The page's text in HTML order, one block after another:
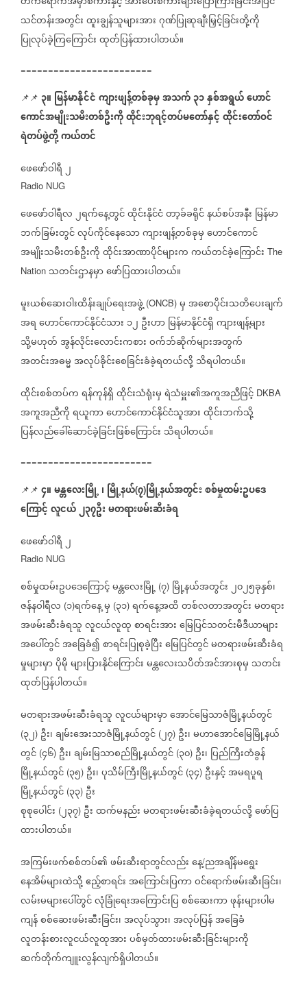
သင်တန်းအတွင်းထူးချွန်သူများအားဂုဏ်ပြုဆုချီးမြှင့်ခြင်းတို့ကို
ပြုလုပ်ခဲ့ကြကြောင်းထုတ်ပြန်ထားပါတယ်။
========================
📌📌 ၃။ မြန်မာနိုင်ငံကျားဖျန့်တစ်ခုမှအသက်၃၁နှစ်အရွယ်ဟောင်
ကောင်အမျိုးသမီးတစ်ဦးကိုထိုင်းဘုရင့်တပ်မတော်နှင့်ထိုင်းတော်ဝင်
ရဲတပ်ဖွဲ့တို့ကယ်တင်
ဖေဖော်ဝါရီ၂
Radio NUG
ဖေဖော်ဝါရီလ၂ရက်နေ့တွင်ထိုင်းနိုင်ငံတာ့ခ်ခရိုင်နယ်စပ်အနီး မြန်မာ
ဘက်ခြမ်းတွင်လုပ်ကိုင်နေသောကျားဖျန့်တစ်ခုမှဟောင်ကောင်
အမျိုးသမီးတစ်ဦးကိုထိုင်းအာဏာပိုင်များကကယ်တင်ခဲ့ကြောင်း The
Nation သတင်းဌာနမှာဖော်ပြထားပါတယ်။
မူးယစ်ဆေးဝါးထိန်းချုပ်ရေးအဖွဲ့ (ONCB) မှအစောပိုင်းသတိပေးချက်
အရဟောင်ကောင်နိုင်ငံသား ၁၂ ဦးဟာမြန်မာနိုင်ငံရှိကျားဖျန့်များ
သို့မဟုတ်အွန်လိုင်းလောင်းကစားဝက်ဘ်ဆိုက်များအတွက်
အတင်းအဓမ္မအလုပ်ခိုင်းစေခြင်းခံခဲ့ရတယ်လို့သိရပါတယ်။
ထိုင်းစစ်တပ်ကရန်ကုန်ရှိထိုင်းသံရုံးမှရဲသံမှူး၏အကူအညီဖြင့် DKBA
အကူအညီကိုရယူကာဟောင်ကောင်နိုင်ငံသူအားထိုင်းဘက်သို့
ပြန်လည်ခေါ်ဆောင်ခဲ့ခြင်းဖြစ်ကြောင်း သိရပါတယ်။
========================
📌📌 ၄။မန္တလေးမြို့၊ မြို့နယ်(၇)မြို့နယ်အတွင်းစစ်မှုထမ်းဥပဒေ
ကြောင့်လူငယ်၂၃၇ဦးမတရားဖမ်းဆီးခံရ
ဖေဖော်ဝါရီ၂
Radio NUG
စစ်မှုထမ်းဥပဒေကြောင့်မန္တလေးမြို့ (၇) မြို့နယ်အတွင်း၂၀၂၅ခုနှစ်၊
ဇန်နဝါရီလ (၁)ရက်နေ့မှ (၃၁) ရက်နေ့အထိတစ်လတာအတွင်းမတရား
အဖမ်းဆီးခံရသူလူငယ်လူထုစာရင်းအားမြေပြင်သတင်းမီဒီယာများ
အပေါ်တွင်အခြေခံ၍စာရင်းပြုစုခဲ့ပြီးမြေပြင်တွင်မတရားဖမ်းဆီးခံရ
မှုများမှာပိုမိုများပြားနိုင်ကြောင်းမန္တလေးသပိတ်အင်အားစုမှ သတင်း
ထုတ်ပြန်ပါတယ်။
မတရားအဖမ်းဆီးခံရသူလူငယ်များမှာအောင်မြေသာဇံမြို့နယ်တွင်
(၃၂) ဦး၊ချမ်းအေးသာဇံမြို့နယ်တွင် (၂၇) ဦး၊မဟာအောင်မြေမြို့နယ်
တွင် (၄၆) ဦး၊ချမ်းမြသာစည်မြို့နယ်တွင် (၃၀) ဦး၊ ပြည်ကြီးတံခွန်
မြို့နယ်တွင် (၃၅) ဦး၊ပုသိမ်ကြီးမြို့နယ်တွင် (၃၄) ဦးနှင့်အမရပူရ
မြို့နယ်တွင် (၃၃) ဦး
စုစုပေါင်း (၂၃၇) ဦးထက်မနည်းမတရားဖမ်းဆီးခံခဲ့ရတယ်လို့ဖော်ပြ
ထားပါတယ်။
အကြမ်းဖက်စစ်တပ်၏ဖမ်းဆီးရာတွင်လည်းနေ့/ညအချိန်မရွေး
နေအိမ်များထဲသို့ဧည့်စာရင်းအကြောင်းပြကာဝင်ရောက်ဖမ်းဆီးခြင်း၊
လမ်းမများပေါ်တွင်လုံခြုံရေးအကြောင်းပြစစ်ဆေးကာဖုန်းများပါမ
ကျန်စစ်ဆေးဖမ်းဆီးခြင်း၊အလုပ်သွား၊အလုပ်ပြန်အခြေခံ
လူတန်းစားလူငယ်လူထုအားပစ်မှတ်ထားဖမ်းဆီးခြင်းများကို
ဆက်တိုက်ကျူးလွန်လျက်ရှိပါတယ်။